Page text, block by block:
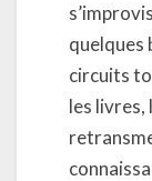
quelques
circuits
les livres,